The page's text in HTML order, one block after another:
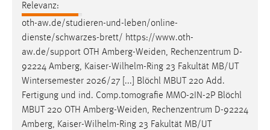
Relevanz:
oth-aw.de/studieren-und-leben/online-
dienste/schwarzes-brett/ https://www.oth-
aw.de/support OTH Amberg-Weiden, Rechenzentrum D-
92224 Amberg, Kaiser-Wilhelm-Ring 23 Fakultät MB/UT
Wintersemester 2026/27 [...] Blöchl MBUT 220 Add.
Fertigung und ind. Comp.tomografie MMO-2IN-2P Blöchl
MBUT 220 OTH Amberg-Weiden, Rechenzentrum D-92224
Amberg, Kaiser-Wilhelm-Ring 23 Fakultät MB/UT